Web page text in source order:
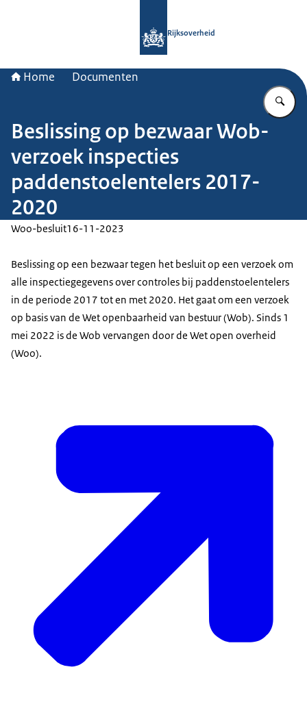
Rijksoverheid
Home Documenten
Beslissing op bezwaar Wob-
verzoek inspecties
paddenstoelentelers 2017-
2020
Woo-besluit16-11-2023
Beslissing op een bezwaar tegen het besluit op een verzoek om
alle inspectiegegevens over controles bij paddenstoelentelers
in de periode 2017 tot en met 2020. Het gaat om een verzoek
op basis van de Wet openbaarheid van bestuur (Wob). Sinds 1
mei 2022 is de Wob vervangen door de Wet open overheid
(Woo).